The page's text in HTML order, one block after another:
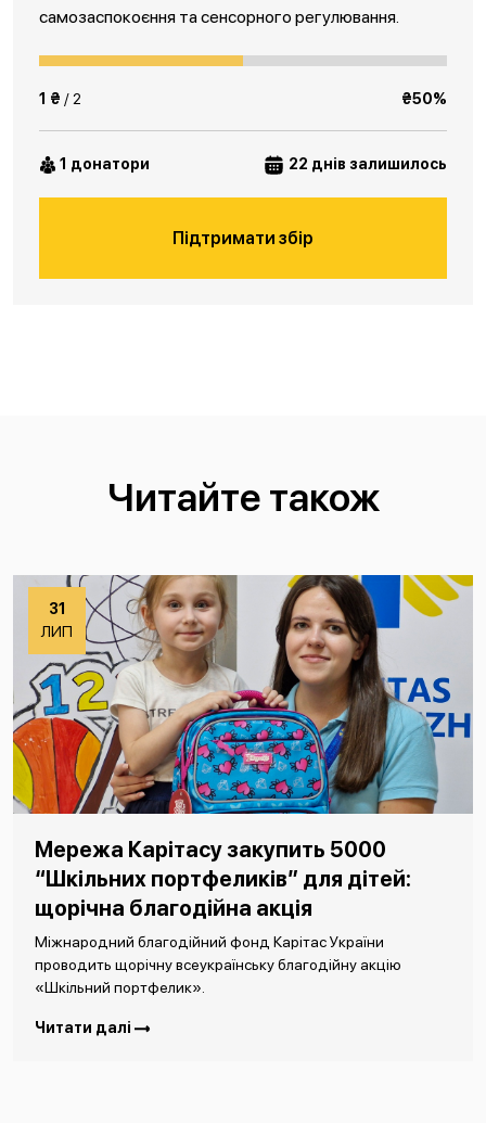
самозаспокоєння та сенсорного регулювання.
1 ₴ / 2 ₴50%
1 донатори 22 днів залишилось
Підтримати збір
Читайте також
31
ЛИП
Мережа Карітасу закупить 5000
“Шкільних портфеликів” для дітей:
щорічна благодійна акція
Міжнародний благодійний фонд Карітас України
проводить щорічну всеукраїнську благодійну акцію
«Шкільний портфелик».
Читати далі